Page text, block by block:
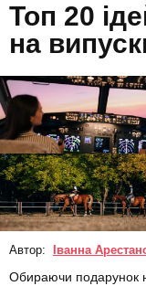
Топ 20
на
Автор: Іванна
Обираючи подарунок